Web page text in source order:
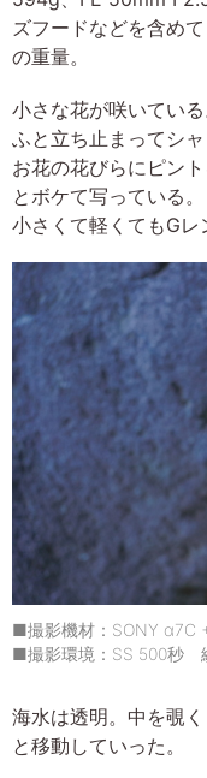
ズフードなどを含め
の重量。
小さな花が咲いている
ふと立ち止まってシャ
お花の花びらにピン
とボケて写っている。
小さくて軽くてもGレ
■撮影機材：SONY α7C
■撮影環境：SS 500秒
海水は透明。中を覗
と移動していった。